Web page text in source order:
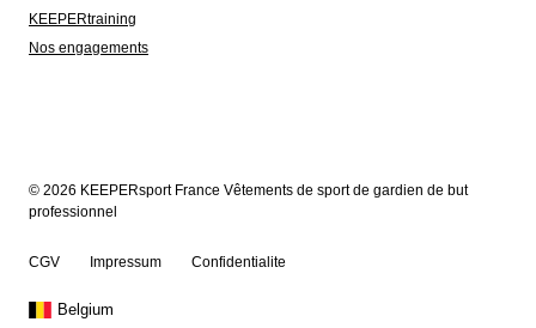
KEEPERtraining
Nos engagements
© 2026 KEEPERsport France Vêtements de sport de gardien de but
professionnel
CGV Impressum Confidentialite
Belgium